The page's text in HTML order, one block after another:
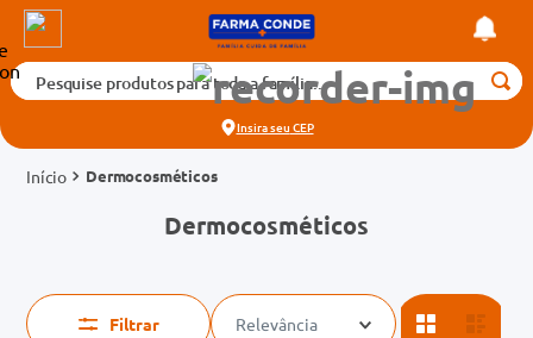
Pesquise produtos para toda a família...
Termos mais buscados
2º
fralda
tadalafila 5mg
5
Insira seu CEP
Dermocosméticos
Dermocosméticos
Filtrar Relevância